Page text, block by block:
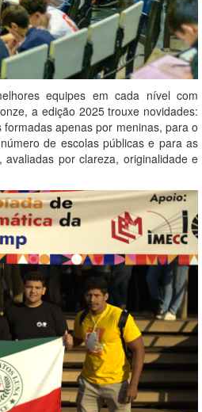
equipes em cada nível com
a edição 2025 trouxe novidades:
apenas por meninas, para o
de escolas públicas e para as
por clareza, originalidade e